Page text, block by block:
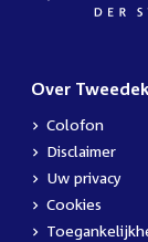
Over
Colofon
Disclaimer
Uw privacy
Cookies